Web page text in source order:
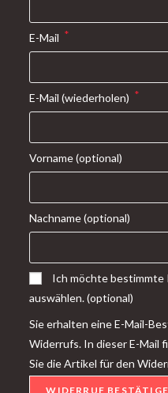
E-Mail *
E-Mail (wiederholen) *
Vorname(optional)
Nachname(optional)
Ich möchte
auswählen.(optional)
Sie erhalten eine E-Mail-
Widerrufs. In dieser E-Mail
Sie die Artikel für den
WIDERRUF